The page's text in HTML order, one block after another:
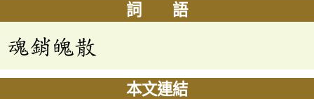
詞 語
魂銷魄散
本文連結